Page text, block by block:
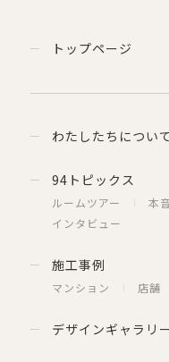
トップページ
わたしたちについて
94トピックス
ルームツアー 本
インタビュー
施工事例
マンション 店舗
デザインギャラリ